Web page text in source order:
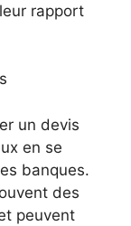
rapport
un devis
en se
banques.
des
peuvent